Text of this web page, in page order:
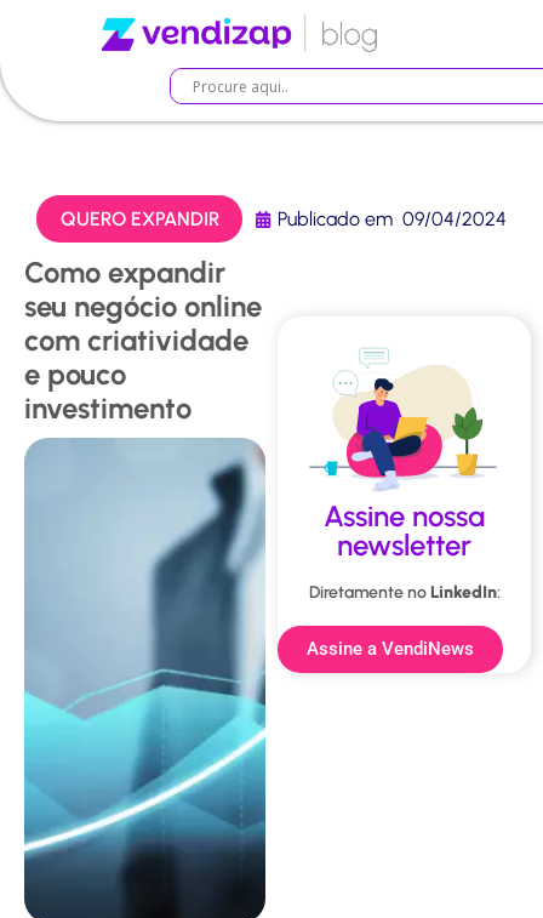
QUERO EXPANDIR Publicado em 09/04/2024
Como expandir
seu negócio online
com criatividade
e pouco
investimento
Assine nossa
newsletter
Diretamente noLinkedIn:
Assine a VendiNews